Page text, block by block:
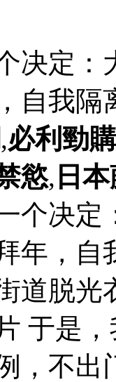
决定：
自我
,必利勁
慾, 日
个决定
年，自
道脱光
于是
，不出